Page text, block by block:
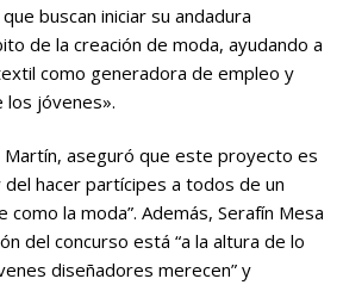
buscan iniciar su andadura
de la creación de moda, ayudando a
como generadora de empleo y
jóvenes».
aseguró que este proyecto es
hacer partícipes a todos de un
la moda”. Además, Serafín Mesa
del concurso está “a la altura de lo
diseñadores merecen” y